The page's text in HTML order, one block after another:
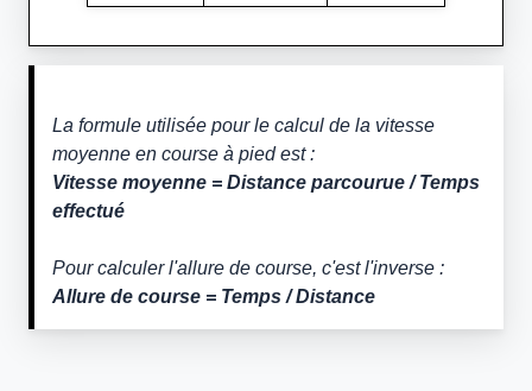
La formule utilisée pour le calcul de la vitesse
moyenne en course à pied est :
Vitesse moyenne = Distance parcourue / Temps
effectué
Pour calculer l'allure de course, c'est l'inverse :
Allure de course = Temps / Distance